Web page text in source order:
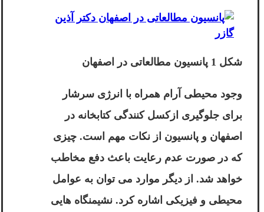
شکل 1 پانسیون مطالعاتی در اصفهان
وجود محیطی آرام همراه با انرژی سرشار
برای جلوگیری ازکسل کنندگیکتابخانه در
اصفهان و پانسیون از نکات مهم است. چیزی
که در صورت عدم رعایت باعث دفع مخاطب
خواهد شد. از دیگر موارد می توان به عوامل
محیطی و فیزیکی اشاره کرد. نشیمنگاه هایی